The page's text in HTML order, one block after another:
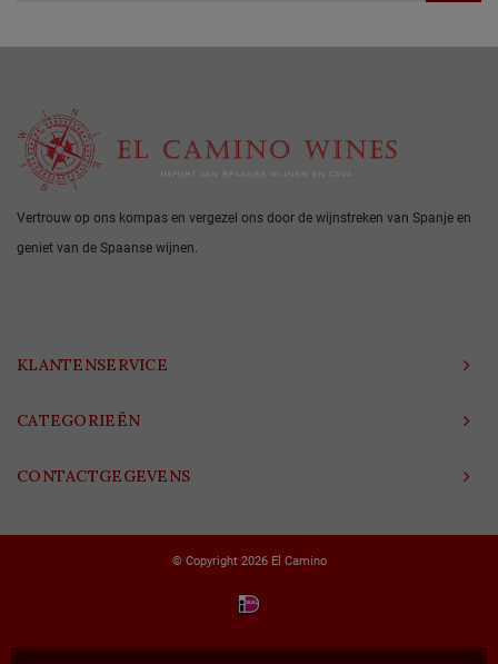
Vertrouw op ons kompas en vergezel ons door de wijnstreken van Spanje en
geniet van de Spaanse wijnen.
KLANTENSERVICE
CATEGORIEËN
CONTACTGEGEVENS
© Copyright 2026 El Camino